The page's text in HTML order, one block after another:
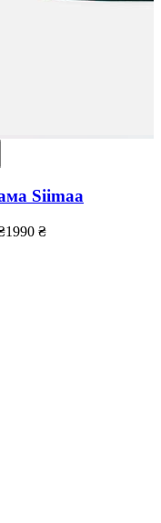
Siimaa
1990 ₴